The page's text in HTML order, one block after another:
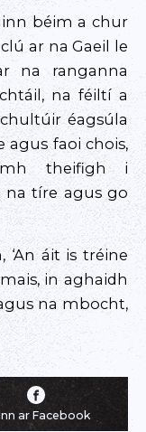
béim a chur
ar na Gaeil le
na ranganna
na féiltí a
éagsúla
agus faoi chois,
theifigh i
na tíre agus go
‘An áit is tréine
in aghaidh
na mbocht,
ar Facebook